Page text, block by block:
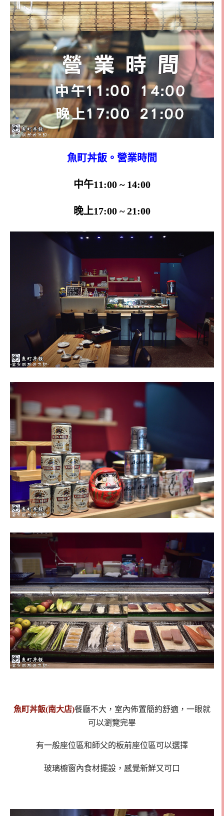
魚町丼飯。營業時間
中午11:00 ~ 14:00
晚上17:00 ~ 21:00
魚町丼飯(南大店)餐廳不大，室內佈置簡約舒適，一眼就
可以瀏覽完畢
有一般座位區和師父的板前座位區可以選擇
玻璃櫥窗內食材擺設，感覺新鮮又可口